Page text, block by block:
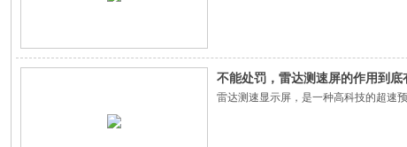
不能处罚，雷达测速屏的作用到底
雷达测速显示屏，是一种高科技的超速